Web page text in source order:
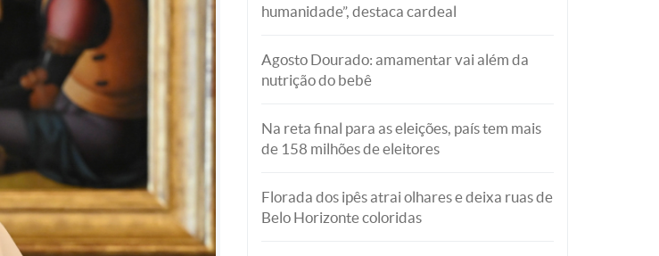
humanidade”, destaca cardeal
Agosto Dourado: amamentar vai além da
nutrição do bebê
Na reta final para as eleições, país tem mais
de 158 milhões de eleitores
Florada dos ipês atrai olhares e deixa ruas de
Belo Horizonte coloridas